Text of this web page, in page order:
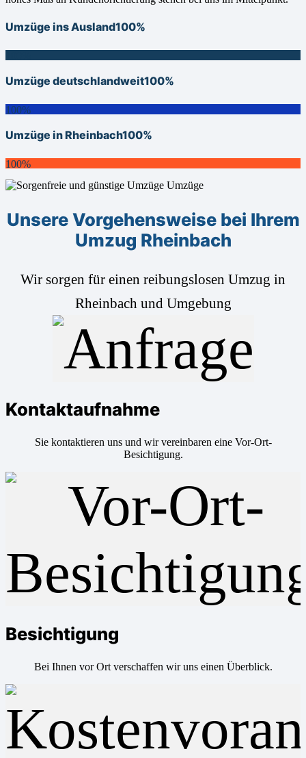
Umzüge ins Ausland100%
Umzüge deutschlandweit100%
100%
Umzüge in Rheinbach100%
100%
Unsere Vorgehensweise bei Ihrem
Umzug Rheinbach
Wir sorgen für einen reibungslosen Umzug in
Rheinbach und Umgebung
Kontaktaufnahme
Sie kontaktieren uns und wir vereinbaren eine Vor-Ort-
Besichtigung.
Besichtigung
Bei Ihnen vor Ort verschaffen wir uns einen Überblick.